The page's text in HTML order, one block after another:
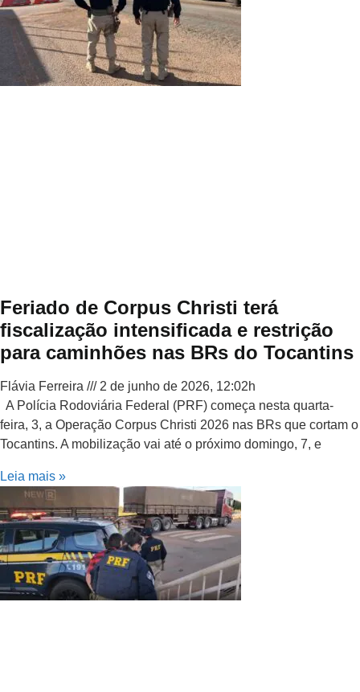
Feriado de Corpus Christi terá
fiscalização intensificada e restrição
para caminhões nas BRs do Tocantins
Flávia Ferreira
2 de junho de 2026, 12:02h
A Polícia Rodoviária Federal (PRF) começa nesta quarta-
feira, 3, a Operação Corpus Christi 2026 nas BRs que cortam o
Tocantins. A mobilização vai até o próximo domingo, 7, e
Leia mais »